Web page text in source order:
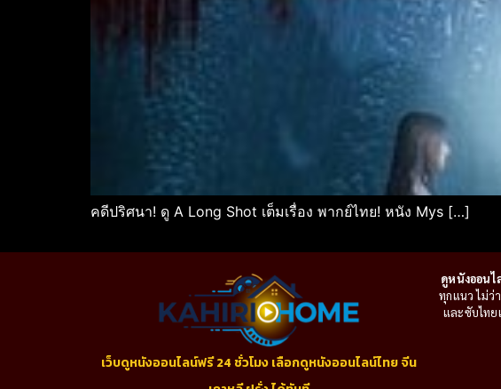
คดีปริศนา! ดู A Long Shot เต็มเรื่อง พากย์ไทย! หนัง Mys […]
เว็บดูหนังออนไลน์ฟรี 24 ชั่วโมง เลือกดูหนังออนไลน์ไทย จีน
ดูหนังออน
ทุกแนว ไม่ว่
และซับไทย